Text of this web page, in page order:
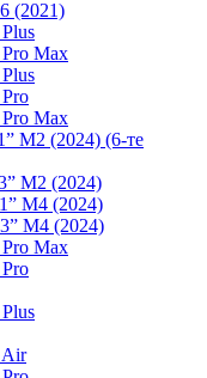
(2021)
Pro Max
Pro Max
M2 (2024) (6-те
M2 (2024)
M4 (2024)
M4 (2024)
Pro Max
Air